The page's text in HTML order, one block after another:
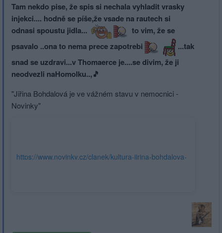
Tam nekdo pise, že spis si nechala vyhladit vrasky
injekci.... hodně se píše,že vsade na rautech si
odnasi spoustu jidla...
to vim, že se
psavalo ..ona to nema prece zapotrebi
...tak
snad se uzdravi...v Thomaerce je....se divim, že ji
neodvezli naHomolku..,🎵
"Jiřina Bohdalová je ve vážném stavu v nemocnici -
Novinky"
https://www.novinky.cz/clanek/kultura-jirina-bohdalova-